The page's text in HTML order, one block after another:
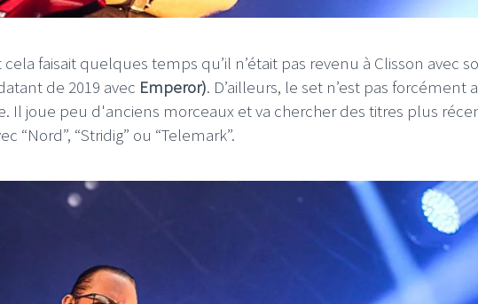
faisait quelques temps qu’il n’était pas revenu à Clisson avec
de 2019 avec Emperor). D’ailleurs, le set n’est pas forcément
Il joue peu d'anciens morceaux et va chercher des titres plus
“Nord”, “Stridig” ou “Telemark”.